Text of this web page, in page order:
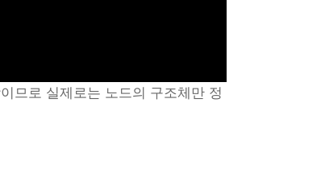
므로 실제로는 노드의 구조체만 정